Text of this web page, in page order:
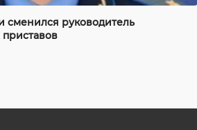
сменился руководитель